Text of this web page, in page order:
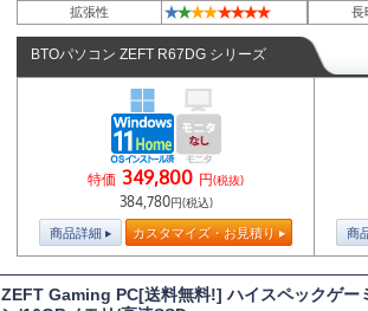
拡張性
★★★★★★★★ 長
BTOパソコン ZEFT R67DG シリーズ
特価 349,800 円(税抜)
384,780円(税込)
商品詳細 カスタマイズ・お見積り 商
ZEFT Gaming PC[送料無料!] ハイスペックゲー